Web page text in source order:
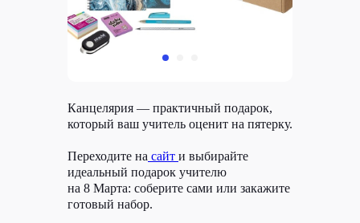
Канцелярия — практичный подарок,
который ваш учитель оценит на пятерку.
Переходите на сайт и выбирайте
идеальный подарок учителю
на 8 Марта: соберите сами или закажите
готовый набор.